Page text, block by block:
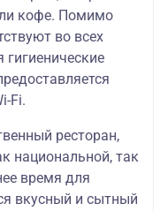
кофе. Помимо
во всех
Fi.
ресторан,
национальной, так
время для
вкусный и сытный